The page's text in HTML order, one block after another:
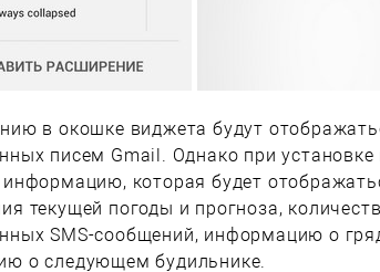
в окошке виджета будут
писем Gmail. Однако при
информацию, которая будет
текущей погоды и прогноза,
SMS-сообщений, информацию о
о следующем будильнике.